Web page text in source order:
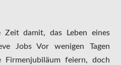
Zeit damit, das Leben eines
Jobs Vor wenigen Tagen
feiern, doch